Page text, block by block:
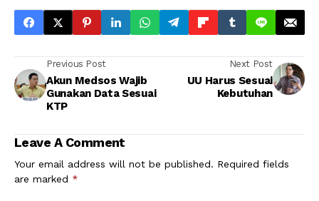
Previous Post
Akun Medsos Wajib
Gunakan Data Sesuai
KTP
Next Post
UU Harus Sesuai
Kebutuhan
Leave A Comment
Your email address will not be published. Required fields
are marked *